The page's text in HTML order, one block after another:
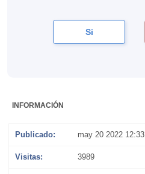
Si
INFORMACIÓN
Publicado: may 20 2022 12:33
Visitas: 3989